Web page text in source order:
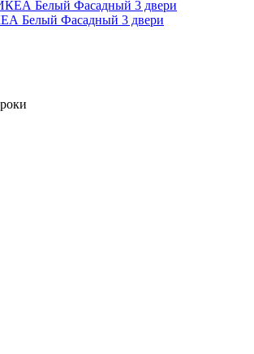
Белый Фасадный 3 двери